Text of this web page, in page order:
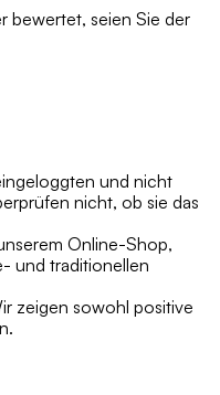
bewertet, seien Sie der
und nicht
nicht, ob sie das
Online-Shop,
und traditionellen
zeigen sowohl positive